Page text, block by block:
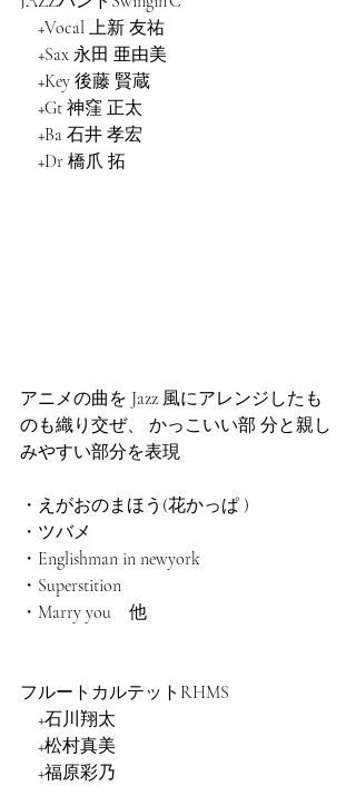
+Vocal 上新 友祐
+Sax 永田 亜由美
+Key 後藤 賢蔵
+Gt 神窪 正太
+Ba 石井 孝宏
+Dr 橋爪 拓
アニメの曲を Jazz 風にアレンジしたも
のも織り交ぜ、 かっこいい部 分と親し
みやすい部分を表現
・えがおのまほう(花かっぱ )
・ツバメ
・Englishman in newyork
・Superstition
・Marry you　他
フルートカルテットRHMS
+石川翔太
+松村真美
+福原彩乃